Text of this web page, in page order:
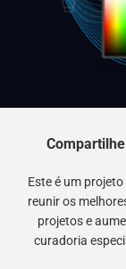
Este é um
reunir os
projetos e
curadoria